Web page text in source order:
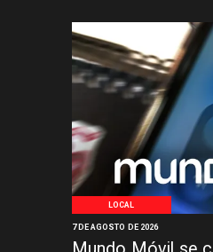
LOCAL
7 DE AGOSTO DE 2026